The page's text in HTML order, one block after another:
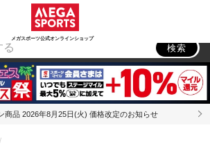
メガスポーツ公式オンラインショップ
ウトドア
検索
商品 2026年8月25日(火) 価格改定のお知らせ